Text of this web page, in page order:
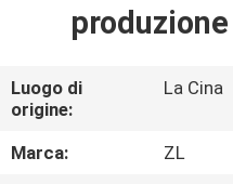
VIDEO
CIRCA
NOI
Luogo di
origine:
La Cina
Marca:
ZL